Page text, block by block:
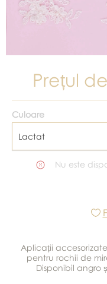
Prețul
Culoare
Lactat
Nu este
Aplicații
pentru rochii de
Disponibil angro